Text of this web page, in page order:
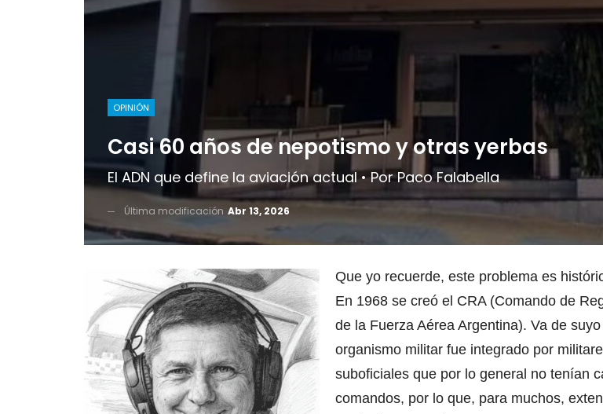
OPINIÓN
Casi 60 años de nepotismo y otras yerbas
El ADN que define la aviación actual • Por Paco Falabella
Última modificación Abr 13, 2026
Que yo recuerde, este problema es
En 1968 se creó el CRA (Comando de
de la Fuerza Aérea Argentina). Va de suyo
organismo militar fue integrado por
suboficiales que por lo general no tenían
comandos, por lo que, para muchos,